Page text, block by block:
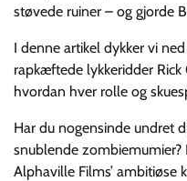
støvede ruiner – og gjorde
I denne artikel dykker vi
rapkæftede lykkeridder
hvordan hver rolle og
Har du nogensinde undret
snublende zombiemumier?
Alphaville Films’ ambitiøse